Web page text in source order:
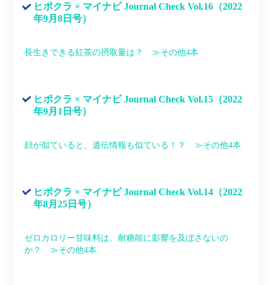
ヒポクラ × マイナビ Journal Check Vol.16（2022
年9月8日号）
長生きできる紅茶の摂取量は？　≫その他4本
ヒポクラ × マイナビ Journal Check Vol.15（2022
年9月1日号）
顔が似ていると、遺伝情報も似ている！？　≫その他4本
ヒポクラ × マイナビ Journal Check Vol.14（2022
年8月25日号）
ゼロカロリー甘味料は、耐糖能に影響を及ぼさないの
か？　≫その他4本